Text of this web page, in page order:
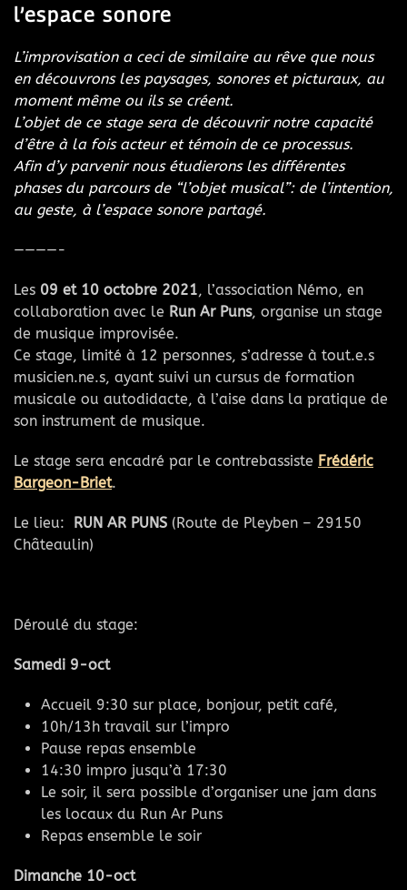
l’espace sonore
L’improvisation a ceci de similaire au rêve que nous
en découvrons les paysages, sonores et picturaux, au
moment même ou ils se créent.
L’objet de ce stage sera de découvrir notre capacité
d’être à la fois acteur et témoin de ce processus.
Afin d’y parvenir nous étudierons les différentes
phases du parcours de “l’objet musical”: de l’intention,
au geste, à l’espace sonore partagé.
————-
Les 09 et 10 octobre 2021, l’association Némo, en
collaboration avec le Run Ar Puns, organise un stage
de musique improvisée.
Ce stage, limité à 12 personnes, s’adresse à tout.e.s
musicien.ne.s, ayant suivi un cursus de formation
musicale ou autodidacte, à l’aise dans la pratique de
son instrument de musique.
Le stage sera encadré par le contrebassiste Frédéric
Bargeon-Briet.
Le lieu: RUN AR PUNS (Route de Pleyben – 29150
Châteaulin)
Déroulé du stage:
Samedi 9-oct
Accueil 9:30 sur place, bonjour, petit café,
10h/13h travail sur l’impro
Pause repas ensemble
14:30 impro jusqu’à 17:30
Le soir, il sera possible d’organiser une jam dans
les locaux du Run Ar Puns
Repas ensemble le soir
Dimanche 10-oct